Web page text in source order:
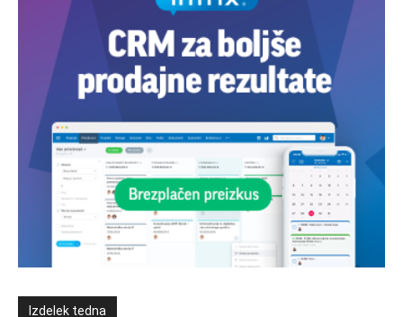
Izdelek tedna